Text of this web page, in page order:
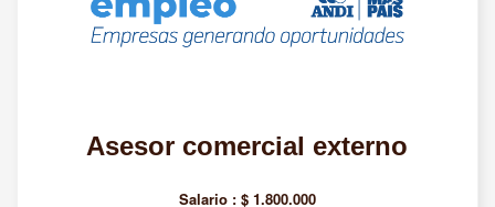
Asesor comercial externo
Salario : $ 1.800.000